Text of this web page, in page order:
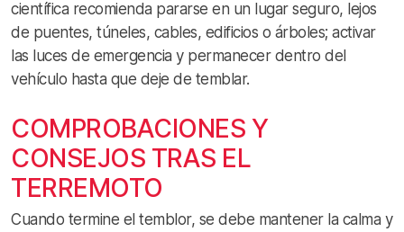
científica recomienda pararse en un lugar seguro, lejos
de puentes, túneles, cables, edificios o árboles; activar
las luces de emergencia y permanecer dentro del
vehículo hasta que deje de temblar.
COMPROBACIONES Y
CONSEJOS TRAS EL
TERREMOTO
Cuando termine el temblor, se debe mantener la calma y